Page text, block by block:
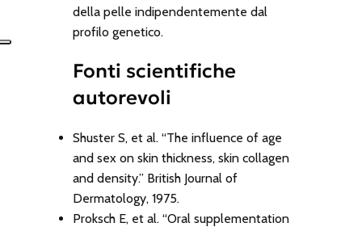
della pelle indipendentemente dal
profilo genetico.
Fonti scientifiche
autorevoli
Shuster S, et al. “The influence of age
and sex on skin thickness, skin collagen
and density.” British Journal of
Dermatology, 1975.
Proksch E, et al. “Oral supplementation